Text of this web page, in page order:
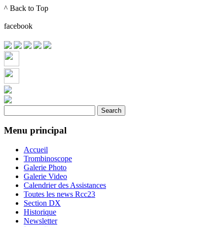
^ Back to Top
facebook
Menu principal
Accueil
Trombinoscope
Galerie Photo
Galerie Video
Calendrier des Assistances
Toutes les news Rcc23
Section DX
Historique
Newsletter
Month
Month